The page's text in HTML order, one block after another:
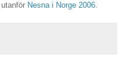
Nesna i Norge 2006.